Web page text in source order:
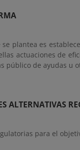
plantea es
actuaciones de
público de ayudas u
ALTERNATIVAS
para el